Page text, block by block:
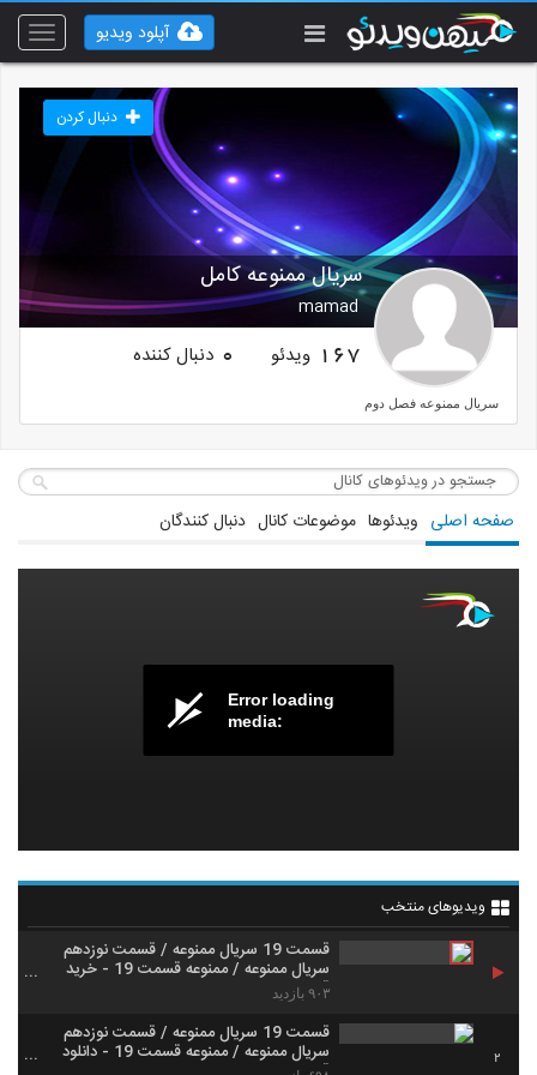
Toggle
آپلود ویدیو
سریال ممنوعه کامل
mamad
دنبال کردن
167 ویدئو 0 دنبال کننده
سریال ممنوعه فصل دوم
صفحه اصلی ویدئوها موضوعات کانال دنبال کنندگان
Error loading
media:
ویدیوهای منتخب
قسمت 19 سریال ممنوعه / قسمت نوزدهم
سریال ممنوعه / ممنوعه قسمت 19 - خرید
قانونی
۹۰۳ بازدید
2
قسمت 19 سریال ممنوعه / قسمت نوزدهم
سریال ممنوعه / ممنوعه قسمت 19 - دانلود